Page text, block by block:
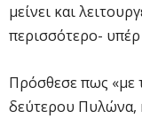
μείνει και
περισσότερο-
Πρόσθεσε πως «με
δεύτερου Πυλώνα,